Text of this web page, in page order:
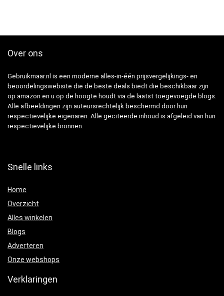
Over ons
Gebruikmaar.nl is een moderne alles-in-één prijsvergelijkings- en
beoordelingswebsite die de beste deals biedt die beschikbaar zijn
op amazon en u op de hoogte houdt via de laatst toegevoegde blogs.
Alle afbeeldingen zijn auteursrechtelijk beschermd door hun
respectievelijke eigenaren. Alle geciteerde inhoud is afgeleid van hun
respectievelijke bronnen.
Snelle links
Home
Overzicht
Alles winkelen
Blogs
Adverteren
Onze webshops
Verklaringen